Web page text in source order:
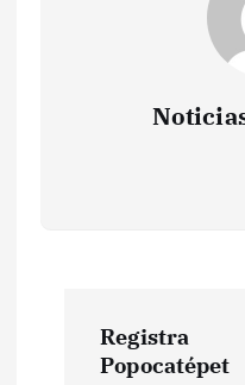
Registra
Popocatépet